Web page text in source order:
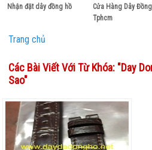
Nhận đặt dây đồng hồ
Cửa Hàng Dây
Tphcm
Trang chủ
Các Bài Viết Với Từ Khóa: "Day
Sao"